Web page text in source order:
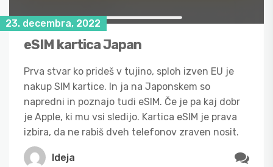
23. decembra, 2022
eSIM kartica Japan
Prva stvar ko prideš v tujino, sploh izven EU je
nakup SIM kartice. In ja na Japonskem so
napredni in poznajo tudi eSIM. Če je pa kaj dobr
je Apple, ki mu vsi sledijo. Kartica eSIM je prava
izbira, da ne rabiš dveh telefonov zraven nosit.
Ideja